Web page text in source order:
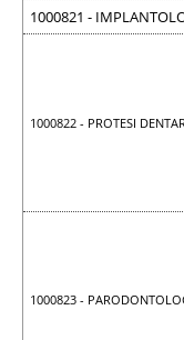
1000821 -
1000822 - PROTESI
1000823 -